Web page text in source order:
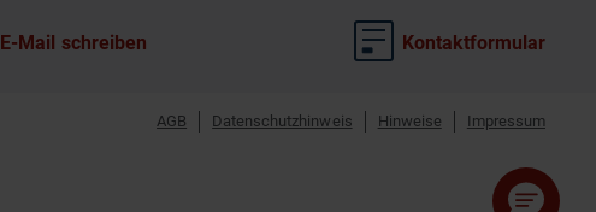
E-Mail schreiben Kontaktformular
AGB Datenschutzhinweis Hinweise Impressum